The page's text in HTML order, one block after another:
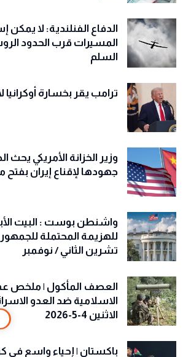
الدفاع الفنلندية: لا
المسيرات قرب الحدود
السلم
ترامب يقر بخسارة أوكرانيا
وزير الخزانة الأمريكي
جهودها لإقناع إيران
واشنطن بوست : البيت
للهزيمة المحتملة
تشرين الثاني / نوفمبر
العصف المأكول | ملخص
الاسلامية ضد العدو
الاثنين 4-5-2026
باكستان | إحياء واسع في